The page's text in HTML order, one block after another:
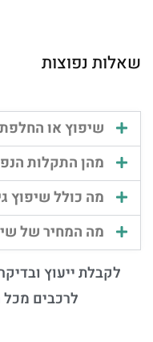
שאלות נפוצות
שיפוץ או החלפת
מהן התקלות
מה כולל שיפוץ
מה המחיר של
לקבלת ייעוץ
לרכבים מכל